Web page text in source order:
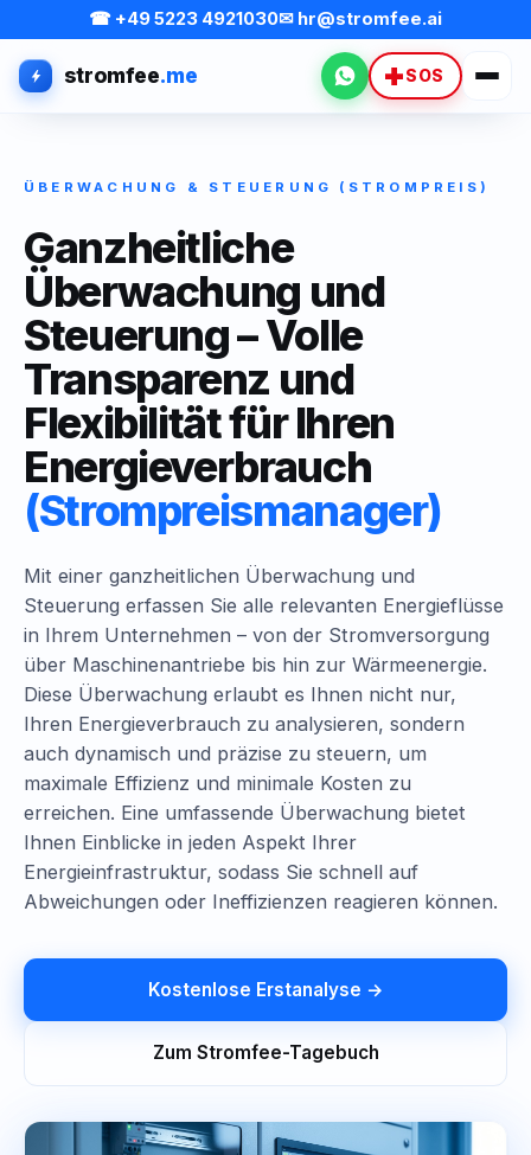
☎ +49 5223 4921030✉ hr@stromfee.ai
stromfee.me WhatsApp
SOS
ÜBERWACHUNG & STEUERUNG (STROMPREIS)
Ganzheitliche
Überwachung und
Steuerung – Volle
Transparenz und
Flexibilität für Ihren
Energieverbrauch
(Strompreismanager)
Mit einer ganzheitlichen Überwachung und
Steuerung erfassen Sie alle relevanten Energieflüsse
in Ihrem Unternehmen – von der Stromversorgung
über Maschinenantriebe bis hin zur Wärmeenergie.
Diese Überwachung erlaubt es Ihnen nicht nur,
Ihren Energieverbrauch zu analysieren, sondern
auch dynamisch und präzise zu steuern, um
maximale Effizienz und minimale Kosten zu
erreichen. Eine umfassende Überwachung bietet
Ihnen Einblicke in jeden Aspekt Ihrer
Energieinfrastruktur, sodass Sie schnell auf
Abweichungen oder Ineffizienzen reagieren können.
Kostenlose Erstanalyse →
Zum Stromfee-Tagebuch